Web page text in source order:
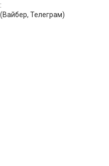
Телеграм)